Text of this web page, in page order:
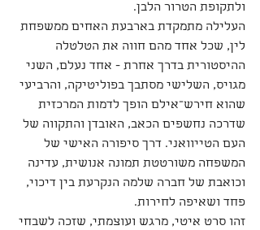
ולתקופת הטרור הלבן.
העלילה מתמקדת בארבעת האחים ממשפחת
לין, שכל אחד מהם חווה את הטלטלה
ההיסטורית בדרך אחרת - אחד נעלם, השני
מגויס, השלישי מסתבך בפוליטיקה, והרביעי
שהוא חירש־אילם הופך לדמות המרכזית
שדרכה נחשפים הכאב, האובדן והתקווה של
העם הטייוואני. דרך סיפורה האישי של
המשפחה משורטטת תמונה אנושית, עדינה
וכואבת של חברה שלמה הנקרעת בין דיכוי,
פחד ושאיפה לחירות.
זהו סרט איטי, מרגש ועוצמתי, שזכה לשבחי